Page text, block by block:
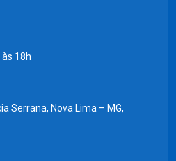
18h
Serrana, Nova Lima – MG,